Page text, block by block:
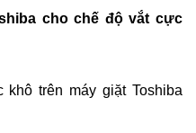
cho chế độ vắt cực
trên máy giặt Toshiba